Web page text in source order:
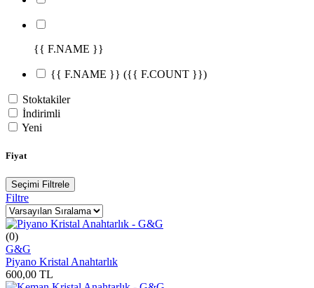
{{ F.NAME }}
{{ F.NAME }} ({{ F.COUNT }})
Stoktakiler
İndirimli
Yeni
Fiyat
Seçimi Filtrele
Filtre
(0)
G&G
Piyano Kristal Anahtarlık
600,00 TL